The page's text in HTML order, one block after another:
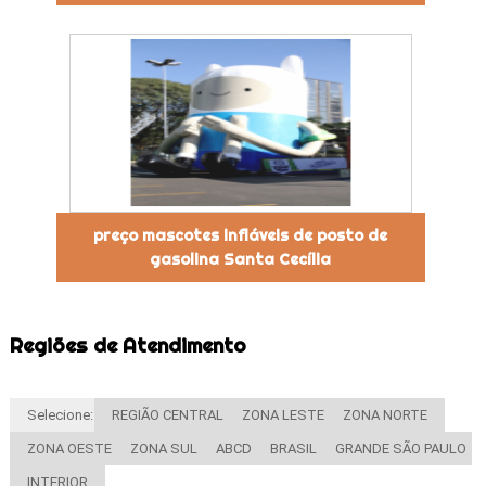
preço mascotes infláveis de posto de
gasolina Santa Cecília
Regiões de Atendimento
Selecione: REGIÃO CENTRAL ZONA LESTE ZONA NORTE
ZONA OESTE ZONA SUL ABCD BRASIL GRANDE SÃO PAULO
INTERIOR